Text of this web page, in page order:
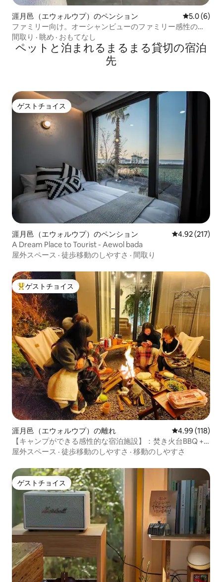
涯月邑（エウォルウプ）のペンション レビュー6
5.0 (6)
ファミリー向け。オーシャンビューのファミリー感性の宿
泊先、ペットOK
間取り · 眺め · おもてなし
ペットと泊まれるまるまる貸切の宿泊
先
ゲストチョイス
ゲストチョイス
涯月邑（エウォルウプ）のペンション レビュー217
4.92 (217)
A Dream Place to Tourist - Aewol bada
屋外スペース · 徒歩移動のしやすさ · 間取り
大好評のゲストチョイスです。
ゲストチョイス
涯月邑（エウォルウプ）の離れ レビュー118
4.99 (118)
【キャンプができる感性的な宿泊施設】：焚き火台BBQ +
キャンプ場 + ビーム映写室 + アンティークダイニングルー
屋外スペース · 徒歩移動のしやすさ · 移動のしやすさ
ゲストチョイス
ゲストチョイス